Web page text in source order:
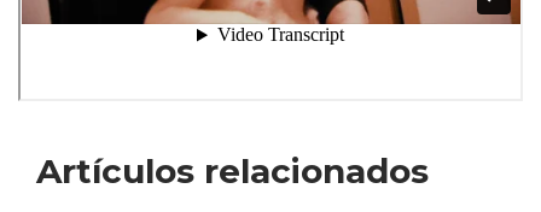
Artículos relacionados